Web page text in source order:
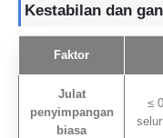
Kestabilan dan
Faktor
Julat
penyimpangan
biasa
≤